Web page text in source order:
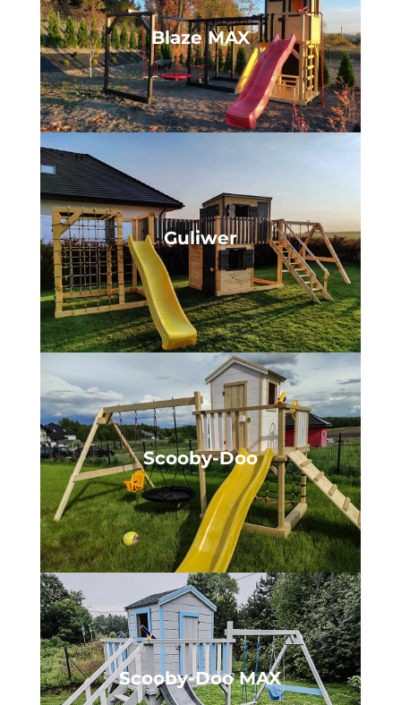
Blaze MAX
Guliwer
Scooby-Doo
Scooby-Doo MAX